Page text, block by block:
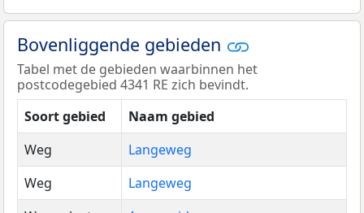
Bovenliggende gebieden
Tabel met de gebieden waarbinnen het
postcodegebied 4341 RE zich bevindt.
Soort gebied
Naam gebied
Weg
Langeweg
Weg
Langeweg